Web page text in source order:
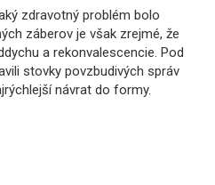
zdravotný problém bolo
záberov je však zrejmé, že
a rekonvalescencie. Pod
stovky povzbudivých správ
návrat do formy.